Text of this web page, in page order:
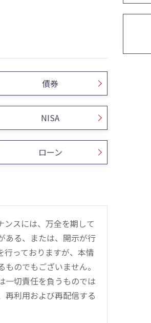
債券
NISA
ローン
ンスには、万全を期して
ある、または、開示が行
行っておりますが、本情
のでもございません。
一切責任を負うものでは
再利用および再配信する